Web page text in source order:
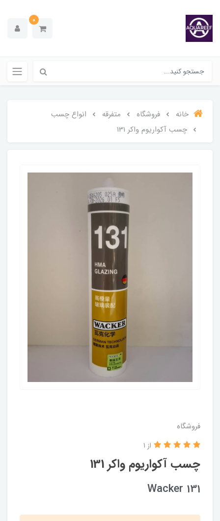
0
خانه فروشگاه متفرقه
انواع چسب
چسب آکواریوم واکر 131
فروشگاه
چسب آکواریوم واکر 131
از 1
Wacker 131